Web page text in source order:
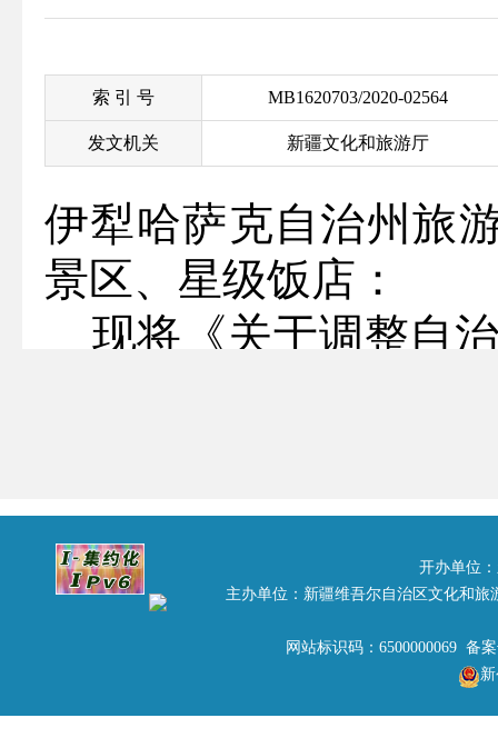
索 引 号 MB1620703/2020-02564
发文机关 新疆文化和旅游厅
伊犁哈萨克自治州旅
景区、星级饭店：
现将《关于调整自
附件：《关于调整
及办事机构的通
自治
月26日
关于调
开办单位
主办单位：新疆维吾尔自治区文化和
网站标识码：6500000069 备